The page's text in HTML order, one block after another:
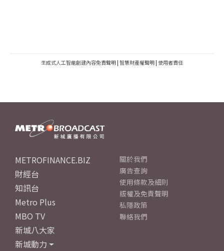
生成式人工智能創建內容免責聲明 | 智慧財產權聲明 | 使用者責任
METROFINANCE.BIZ
財經台
知訊台
Metro Plus
MBO TV
新城八大家
新城動力
關於我們
廣告查詢
使用條款及細則
版權及免責聲明
私隱政策
聯絡我們